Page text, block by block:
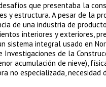
que presentaba la
y estructura. A pesar de la
de una industria de
interiores y exteriores,
sistema integral usado en
de la
acumulación de nieve),
no especializada,